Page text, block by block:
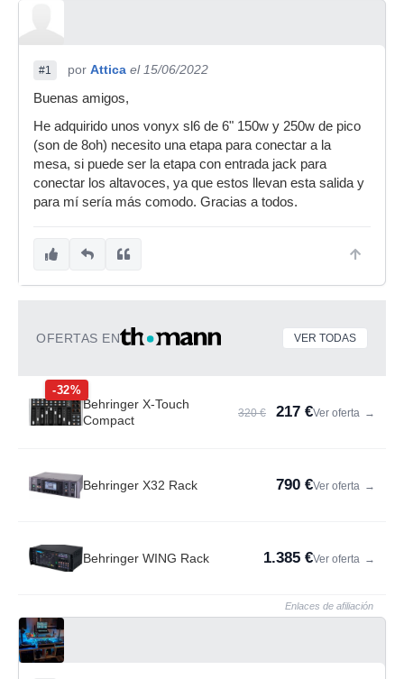
#1 por Attica el 15/06/2022
Buenas amigos,
He adquirido unos vonyx sl6 de 6" 150w y 250w de pico
(son de 8oh) necesito una etapa para conectar a la
mesa, si puede ser la etapa con entrada jack para
conectar los altavoces, ya que estos llevan esta salida y
para mí sería más comodo. Gracias a todos.
OFERTAS EN VER TODAS
-32%
Behringer X-Touch
Compact
320 € 217 €Ver oferta →
Behringer X32 Rack 790 €Ver oferta →
Behringer WING Rack 1.385 €Ver oferta →
Enlaces de afiliación